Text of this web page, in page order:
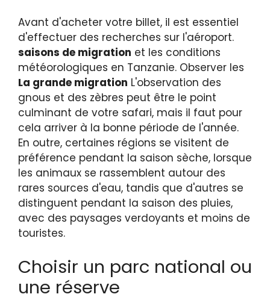
Avant d'acheter votre billet, il est essentiel
d'effectuer des recherches sur l'aéroport.
saisons de migration et les conditions
météorologiques en Tanzanie. Observer les
La grande migration L'observation des
gnous et des zèbres peut être le point
culminant de votre safari, mais il faut pour
cela arriver à la bonne période de l'année.
En outre, certaines régions se visitent de
préférence pendant la saison sèche, lorsque
les animaux se rassemblent autour des
rares sources d'eau, tandis que d'autres se
distinguent pendant la saison des pluies,
avec des paysages verdoyants et moins de
touristes.
Choisir un parc national ou
une réserve